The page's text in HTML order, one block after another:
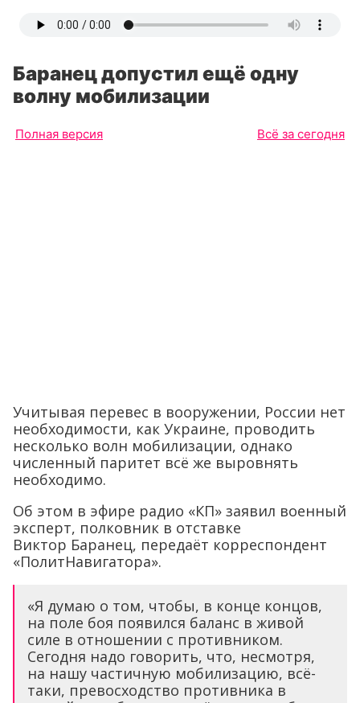
Баранец допустил ещё одну
волну мобилизации
Полная версия Всё за сегодня
Учитывая перевес в вооружении, России нет
необходимости, как Украине, проводить
несколько волн мобилизации, однако
численный паритет всё же выровнять
необходимо.
Об этом в эфире радио «КП» заявил военный
эксперт, полковник в отставке
Виктор Баранец, передаёт корреспондент
«ПолитНавигатора».
«Я думаю о том, чтобы, в конце концов,
на поле боя появился баланс в живой
силе в отношении с противником.
Сегодня надо говорить, что, несмотря,
на нашу частичную мобилизацию, всё-
таки, превосходство противника в